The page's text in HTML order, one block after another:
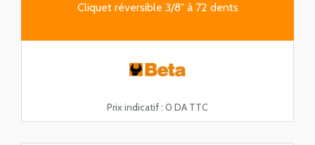
Cliquet réversible 3/8" à 72 dents
Prix indicatif : 0 DA TTC